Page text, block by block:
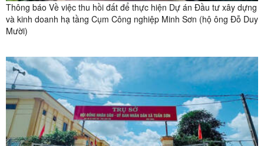
Thông báo Về việc thu hồi đất để thực hiện Dự án Đầu tư xây dựng
và kinh doanh hạ tầng Cụm Công nghiệp Minh Sơn (hộ ông Đỗ Duy
Mười)